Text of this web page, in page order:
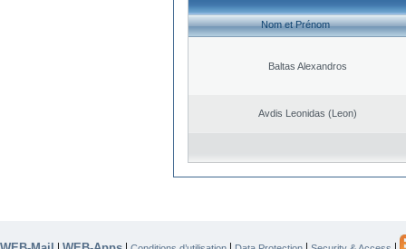
Nom et Prénom
Baltas Alexandros
Avdis Leonidas (Leon)
| | | | |